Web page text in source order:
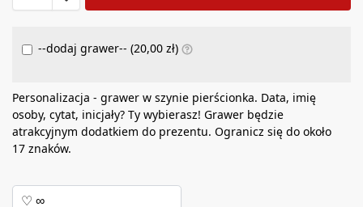
--dodaj grawer-- (20,00 zł)
Personalizacja - grawer w szynie pierścionka. Data, imię
osoby, cytat, inicjały? Ty wybierasz! Grawer będzie
atrakcyjnym dodatkiem do prezentu. Ogranicz się do około
17 znaków.